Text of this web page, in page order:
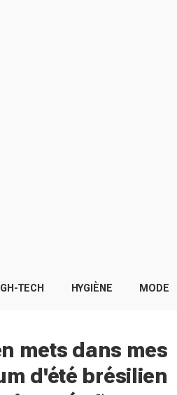
TECH HYGIÈNE MODE
mets dans mes
d'été brésilien